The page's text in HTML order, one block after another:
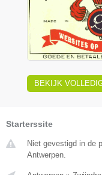
BEKIJK
Starterssite
Niet gevestigd in de
Antwerpen.